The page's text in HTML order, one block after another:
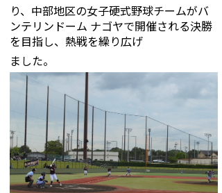
り、中部地区の女子硬式野球チームがバ
ンテリンドーム ナゴヤで開催される決勝
を目指し、熱戦を繰り広げ
ました。